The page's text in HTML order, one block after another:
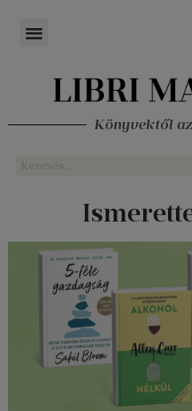
Könyvektől